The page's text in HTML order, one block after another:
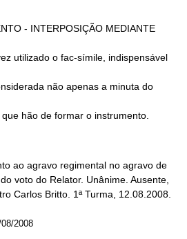
- INTERPOSIÇÃO MEDIANTE
hão de formar o instrumento.
ao agravo regimental no agravo de
voto do Relator. Unânime. Ausente,
Carlos Britto. 1ª Turma, 12.08.2008.
08/2008